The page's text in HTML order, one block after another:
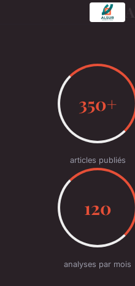
350+
articles publiés
120
analyses par mois